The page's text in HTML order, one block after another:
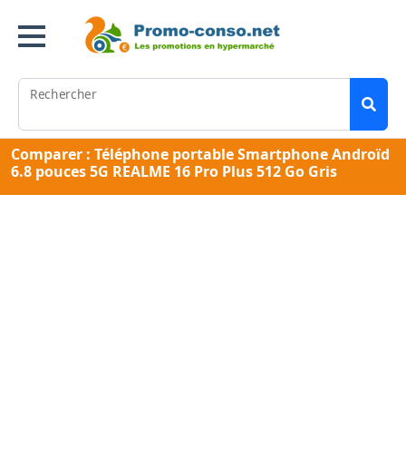
Rechercher
Comparer : Téléphone portable Smartphone Androïd
6.8 pouces 5G REALME 16 Pro Plus 512 Go Gris